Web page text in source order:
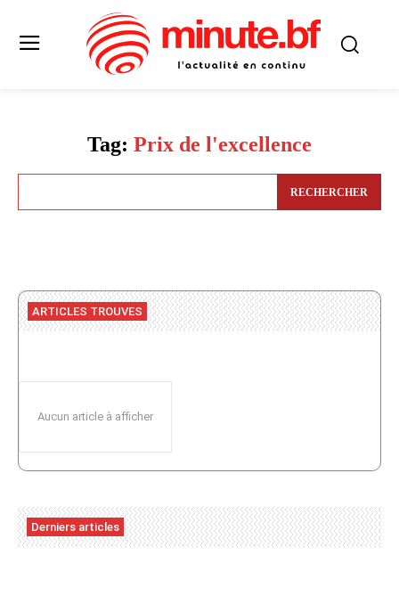
Tag: Prix de l'excellence
RECHERCHER
ARTICLES TROUVES
Aucun article à afficher
Derniers articles